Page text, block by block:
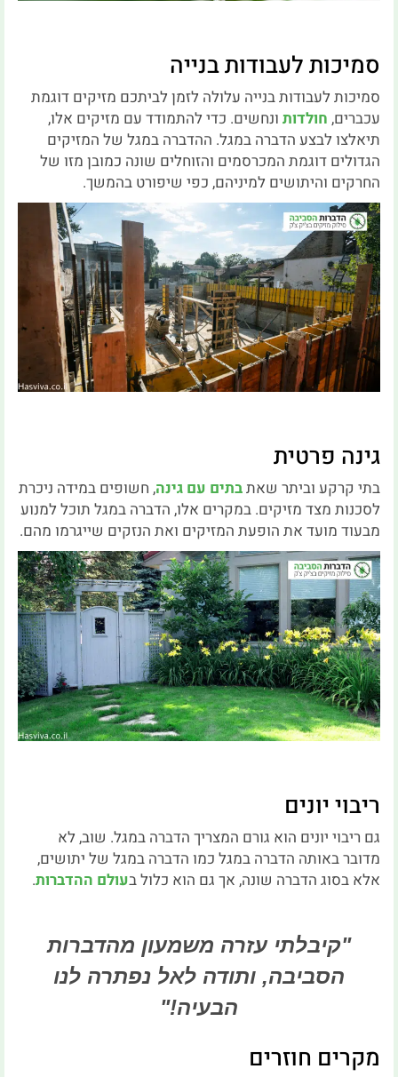
סמיכות לעבודות בנייה
סמיכות לעבודות בנייה עלולה לזמן לביתכם מזיקים דוגמת
עכברים, חולדות ונחשים. כדי להתמודד עם מזיקים אלו,
תיאלצו לבצע הדברה במגל. ההדברה במגל של המזיקים
הגדולים דוגמת המכרסמים והזוחלים שונה כמובן מזו של
החרקים והיתושים למיניהם, כפי שיפורט בהמשך.
גינה פרטית
בתי קרקע וביתר שאתבתים עם גינה, חשופים במידה ניכרת
לסכנות מצד מזיקים. במקרים אלו, הדברה במגל תוכל למנוע
מבעוד מועד את הופעת המזיקים ואת הנזקים שייגרמו מהם.
ריבוי יונים
גם ריבוי יונים הוא גורם המצריך הדברה במגל. שוב, לא
מדובר באותה הדברה במגל כמו הדברה במגל של יתושים,
אלא בסוג הדברה שונה, אך גם הוא כלול בעולם ההדברות.
"קיבלתי עזרה משמעון מהדברות
הסביבה, ותודה לאל נפתרה לנו
הבעיה!"
מקרים חוזרים